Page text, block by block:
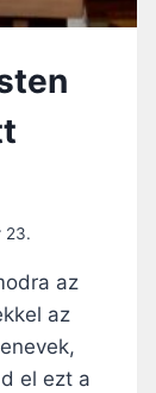
23.
az
az
el ezt a